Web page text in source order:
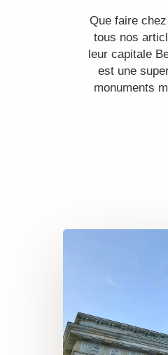
Que faire
tous nos
leur capitale
est une
monuments